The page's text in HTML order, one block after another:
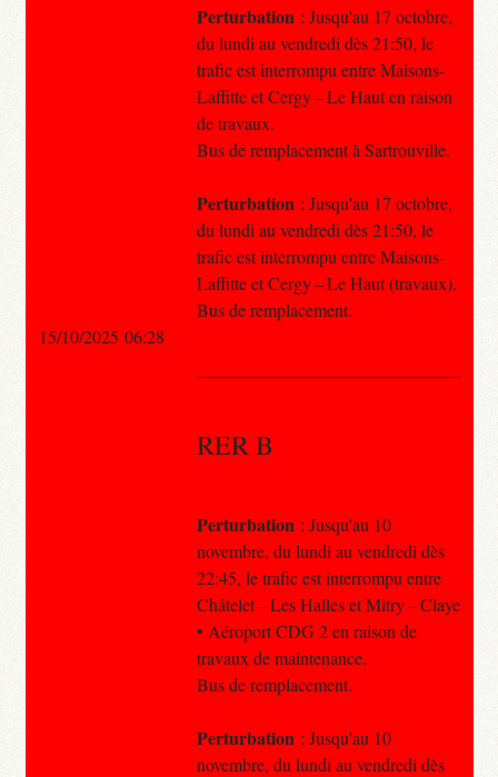
Perturbation : Jusqu'au 17 octobre,
du lundi au vendredi dès 21:50, le
trafic est interrompu entre Maisons-
Laffitte et Cergy – Le Haut en raison
de travaux.
Bus de remplacement à Sartrouville.
Perturbation : Jusqu'au 17 octobre,
du lundi au vendredi dès 21:50, le
trafic est interrompu entre Maisons-
Laffitte et Cergy – Le Haut (travaux).
Bus de remplacement.
RER B
Perturbation : Jusqu'au 10
novembre, du lundi au vendredi dès
22:45, le trafic est interrompu entre
Châtelet – Les Halles et Mitry – Claye
• Aéroport CDG 2 en raison de
travaux de maintenance.
Bus de remplacement.
Perturbation : Jusqu'au 10
novembre, du lundi au vendredi dès
15/10/2025 06:28